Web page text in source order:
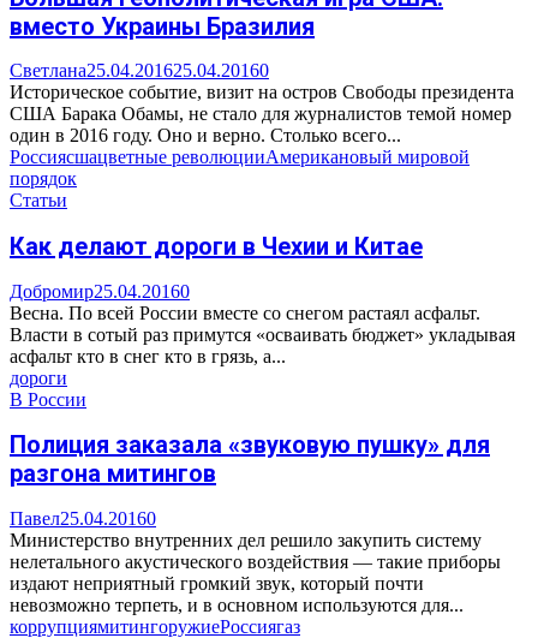
вместо Украины Бразилия
Светлана25.04.201625.04.20160
Историческое событие, визит на остров Свободы президента
США Барака Обамы, не стало для журналистов темой номер
один в 2016 году. Оно и верно. Столько всего...
Россиясшацветные революцииАмерикановый мировой
порядок
Статьи
Как делают дороги в Чехии и Китае
Добромир25.04.20160
Весна. По всей России вместе со снегом растаял асфальт.
Власти в сотый раз примутся «осваивать бюджет» укладывая
асфальт кто в снег кто в грязь, а...
дороги
В России
Полиция заказала «звуковую пушку» для
разгона митингов
Павел25.04.20160
Министерство внутренних дел решило закупить систему
нелетального акустического воздействия — такие приборы
издают неприятный громкий звук, который почти
невозможно терпеть, и в основном используются для...
коррупциямитингоружиеРоссиягаз